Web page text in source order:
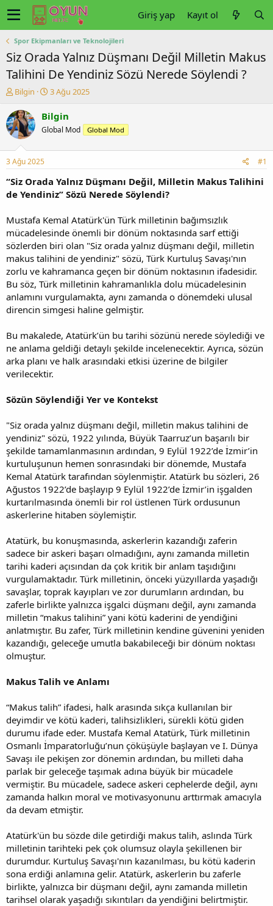
Giriş yap Kayıt ol
Spor Ekipmanları ve Teknolojileri
Siz Orada Yalnız Düşmanı Değil Milletin Makus
Talihini De Yendiniz Sözü Nerede Söylendi ?
K
n
u
y
b
a
ş
a
a
n
Bilgin
B
ş
a
ç
a
i
h
i
3 Ağu 2025
Bilgin
Global Mod Global Mod
3 Ağu 2025 #1
“Siz Orada Yalnız Düşmanı Değil, Milletin Makus Talihini
de Yendiniz” Sözü Nerede Söylendi?
Mustafa Kemal Atatürk'ün Türk milletinin bağımsızlık
mücadelesinde önemli bir dönüm noktasında sarf ettiği
sözlerden biri olan "Siz orada yalnız düşmanı değil, milletin
makus talihini de yendiniz" sözü, Türk Kurtuluş Savaşı'nın
zorlu ve kahramanca geçen bir dönüm noktasının ifadesidir.
Bu söz, Türk milletinin kahramanlıkla dolu mücadelesinin
anlamını vurgulamakta, aynı zamanda o dönemdeki ulusal
direncin simgesi haline gelmiştir.
Bu makalede, Atatürk’ün bu tarihi sözünü nerede söylediği ve
ne anlama geldiği detaylı şekilde incelenecektir. Ayrıca, sözün
arka planı ve halk arasındaki etkisi üzerine de bilgiler
verilecektir.
Sözün Söylendiği Yer ve Kontekst
"Siz orada yalnız düşmanı değil, milletin makus talihini de
yendiniz" sözü, 1922 yılında, Büyük Taarruz’un başarılı bir
şekilde tamamlanmasının ardından, 9 Eylül 1922’de İzmir’in
kurtuluşunun hemen sonrasındaki bir dönemde, Mustafa
Kemal Atatürk tarafından söylenmiştir. Atatürk bu sözleri, 26
Ağustos 1922’de başlayıp 9 Eylül 1922’de İzmir’in işgalden
kurtarılmasında önemli bir rol üstlenen Türk ordusunun
askerlerine hitaben söylemiştir.
Atatürk, bu konuşmasında, askerlerin kazandığı zaferin
sadece bir askeri başarı olmadığını, aynı zamanda milletin
tarihi kaderi açısından da çok kritik bir anlam taşıdığını
vurgulamaktadır. Türk milletinin, önceki yüzyıllarda yaşadığı
savaşlar, toprak kayıpları ve zor durumların ardından, bu
zaferle birlikte yalnızca işgalci düşmanı değil, aynı zamanda
milletin “makus talihini” yani kötü kaderini de yendiğini
anlatmıştır. Bu zafer, Türk milletinin kendine güvenini yeniden
kazandığı, geleceğe umutla bakabileceği bir dönüm noktası
olmuştur.
Makus Talih ve Anlamı
“Makus talih” ifadesi, halk arasında sıkça kullanılan bir
deyimdir ve kötü kaderi, talihsizlikleri, sürekli kötü giden
durumu ifade eder. Mustafa Kemal Atatürk, Türk milletinin
Osmanlı İmparatorluğu’nun çöküşüyle başlayan ve I. Dünya
Savaşı ile pekişen zor dönemin ardından, bu milleti daha
parlak bir geleceğe taşımak adına büyük bir mücadele
vermiştir. Bu mücadele, sadece askeri cephelerde değil, aynı
zamanda halkın moral ve motivasyonunu arttırmak amacıyla
da devam etmiştir.
Atatürk'ün bu sözde dile getirdiği makus talih, aslında Türk
milletinin tarihteki pek çok olumsuz olayla şekillenen bir
durumdur. Kurtuluş Savaşı'nın kazanılması, bu kötü kaderin
sona erdiği anlamına gelir. Atatürk, askerlerin bu zaferle
birlikte, yalnızca bir düşmanı değil, aynı zamanda milletin
tarihsel olarak yaşadığı sıkıntıları da yendiğini belirtmiştir.